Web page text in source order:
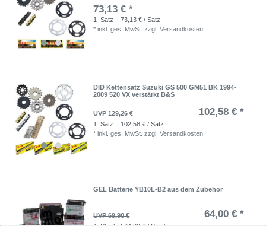
73,13 € *
1 Satz
| 73,13 € / Satz
*inkl. ges. MwSt. zzgl.Versandkosten
DID Kettensatz Suzuki GS 500 GM51 BK 1994-
2009 520 VX verstärkt B&S
UVP 129,26 € 102,58 € *
1 Satz
| 102,58 € / Satz
*inkl. ges. MwSt. zzgl.Versandkosten
GEL Batterie YB10L-B2 aus dem Zubehör
UVP 69,90 € 64,00 € *